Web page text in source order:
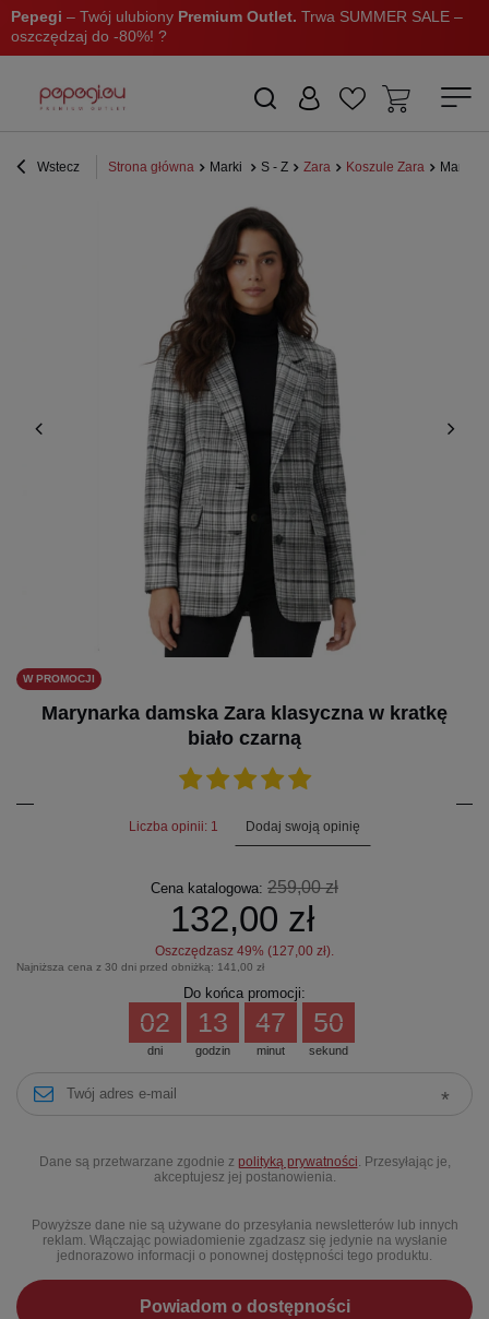
Pepegi – Twój ulubiony Premium Outlet. Trwa SUMMER SALE –
oszczędzaj do -80%! ?
Wstecz Strona główna Marki S - Z Zara Koszule Zara
W PROMOCJI
Marynarka damska Zara klasyczna w kratkę
biało czarną
Liczba opinii: 1 Dodaj swoją opinię
Cena katalogowa: 259,00 zł
132,00 zł
Oszczędzasz 49% (127,00 zł).
Najniższa cena z 30 dni przed obniżką: 141,00 zł
Do końca promocji:
dni
02
godzin
13
minut
47
sekund
50
Dane są przetwarzane zgodnie z polityką prywatności . Przesyłając je,
akceptujesz jej postanowienia.
Powyższe dane nie są używane do przesyłania newsletterów lub innych
reklam. Włączając powiadomienie zgadzasz się jedynie na wysłanie
jednorazowo informacji o ponownej dostępności tego produktu.
Powiadom o dostępności